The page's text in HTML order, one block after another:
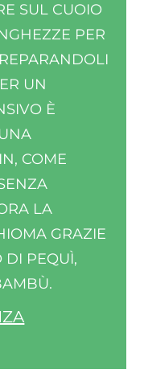
SUL CUOIO
PER
UN
È
COME
LA
GRAZIE
DI PEQUÌ,